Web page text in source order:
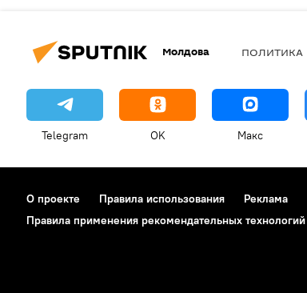
Молдова ПОЛИТИКА
Telegram OK Макс
О проекте Правила использования Реклама
Правила применения рекомендательных технологий